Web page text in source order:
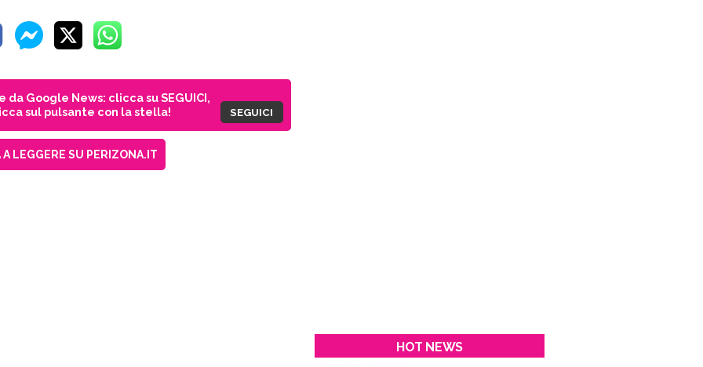
Google News: clicca su SEGUICI,
sul pulsante con la stella!
SEGUICI
LEGGERE SU PERIZONA.IT
HOT NEWS